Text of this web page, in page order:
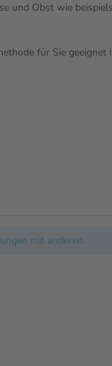
und Obst wie
für Sie geeignet
mit anderen.